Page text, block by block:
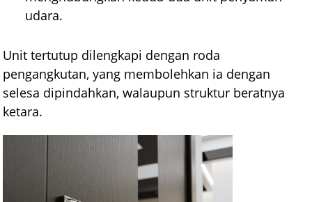
udara.
Unit tertutup dilengkapi dengan roda
pengangkutan, yang membolehkan ia dengan
selesa dipindahkan, walaupun struktur beratnya
ketara.